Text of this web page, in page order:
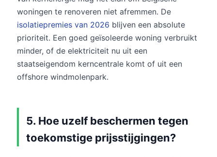
woningen te renoveren niet afremmen. De
isolatiepremies van 2026 blijven een absolute
prioriteit. Een goed geïsoleerde woning verbruikt
minder, of de elektriciteit nu uit een
staatseigendom kerncentrale komt of uit een
offshore windmolenpark.
5. Hoe uzelf beschermen tegen
toekomstige prijsstijgingen?